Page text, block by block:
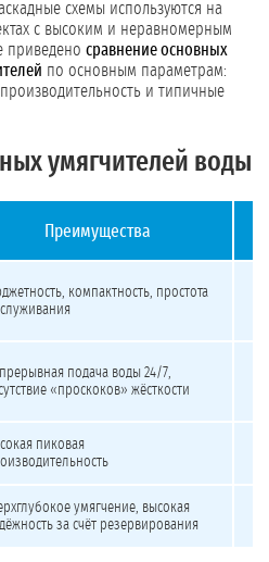
схемы используются на
с высоким и неравномерным
приведено сравнение основных
по основным параметрам:
и типичные
умягчителей воды
Преимущества
компактность, простота
подача воды 24/7,
«проскоков» жёсткости
пиковая
умягчение, высокая
за счёт резервирования